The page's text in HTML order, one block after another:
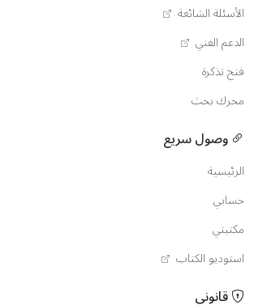
الأسئلة الشائعة
الدعم الفني
فتح تذكرة
محرك بحث
وصول سريع
الرئيسية
حسابي
مكتبتي
استوديو الكتاب
قانوني